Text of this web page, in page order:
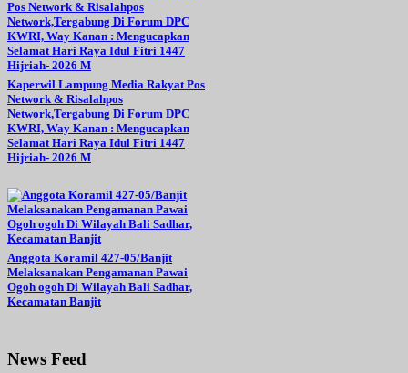
Kaperwil Lampung Media Rakyat Pos
Network & Risalahpos
Network,Tergabung Di Forum DPC
KWRI, Way Kanan : Mengucapkan
Selamat Hari Raya Idul Fitri 1447
Hijriah- 2026 M
Anggota Koramil 427-05/Banjit
Melaksanakan Pengamanan Pawai
Ogoh ogoh Di Wilayah Bali Sadhar,
Kecamatan Banjit
News Feed